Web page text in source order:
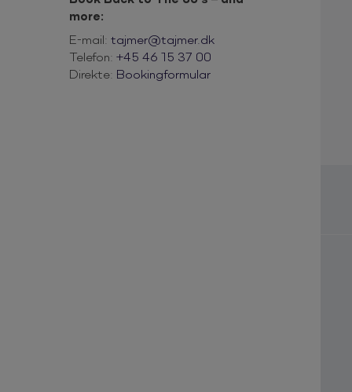
more:
E-mail: tajmer@tajmer.dk
Telefon: +45 46 15 37 00
Direkte: Bookingformular